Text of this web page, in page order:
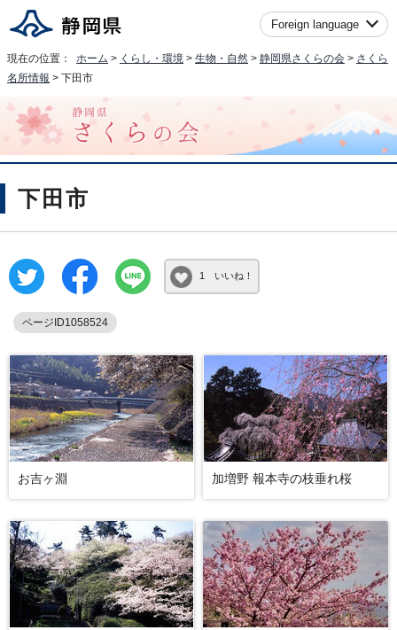
Foreign language
現在の位置： ホーム > くらし・環境 > 生物・自然 > 静岡県さくらの会 > さくら
名所情報 > 下田市
下田市
1 いいね！
ページID1058524
お吉ヶ淵 加増野 報本寺の枝垂れ桜